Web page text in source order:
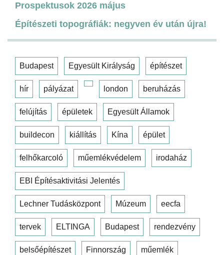
Prospektusok 2026 május
Építészeti topográfiák: negyven év után újra!
Budapest Egyesült Királyság építészet
hír pályázat london beruházás
felújítás épületek Egyesült Államok
buildecon kiállítás Kína épület
felhőkarcoló műemlékvédelem irodaház
EBI Építésaktivitási Jelentés
Lechner Tudásközpont Múzeum eecfa
tervek ELTINGA Budapest rendezvény
belsőépítészet Finnország műemlék